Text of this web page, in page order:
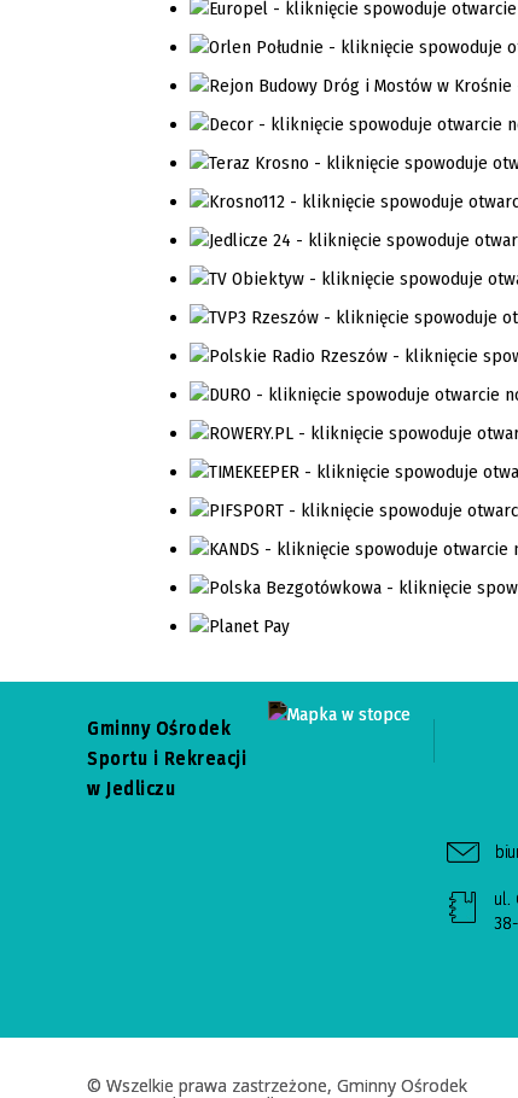
Gminny Ośrodek
Sportu i Rekreacji
w Jedliczu
ul.
© Wszelkie prawa zastrzeżone, Gminny Ośrodek